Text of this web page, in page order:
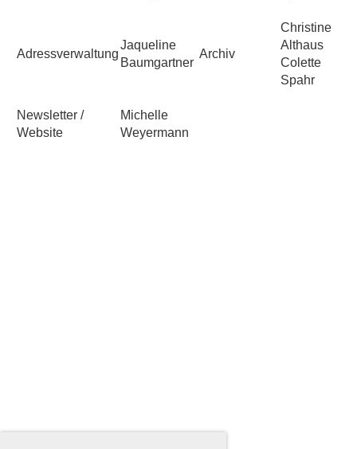
Adressverwaltung
Jaqueline
Baumgartner
Archiv
Christine
Althaus
Colette
Spahr
Newsletter /
Website
Michelle
Weyermann